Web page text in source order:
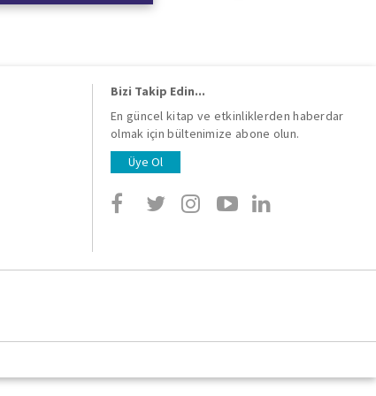
Bizi Takip Edin...
En güncel kitap ve etkinliklerden haberdar
olmak için bültenimize abone olun.
Üye Ol